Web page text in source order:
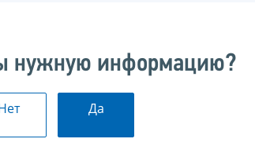
нужную информацию?
Да